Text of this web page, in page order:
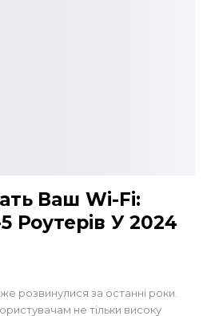
Ваш Wi-Fi:
Роутерів У 2024
розвинулися за останні роки.
не тільки високу